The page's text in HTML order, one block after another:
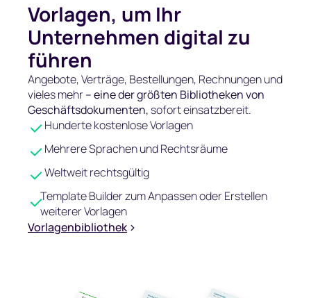
Vorlagen, um Ihr
Unternehmen digital zu
führen
Angebote, Verträge, Bestellungen, Rechnungen und
vieles mehr– eine der größten Bibliotheken von
Geschäftsdokumenten,sofort einsatzbereit.
Hunderte kostenlose Vorlagen
Mehrere Sprachen und Rechtsräume
Weltweit rechtsgültig
Template Builder zum Anpassen oder Erstellen
weiterer Vorlagen
Vorlagenbibliothek